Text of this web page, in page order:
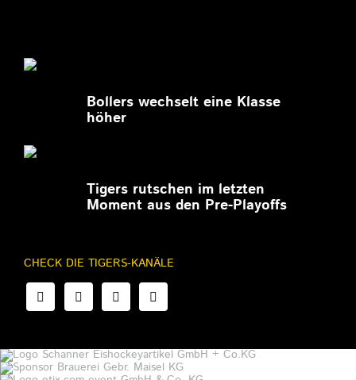
Bollers wechselt eine Klasse
höher
Tigers rutschen im letzten
Moment aus den Pre-Playoffs
CHECK DIE TIGERS-KANÄLE